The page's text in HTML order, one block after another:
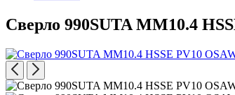
Сверло 990SUTA MM10.4